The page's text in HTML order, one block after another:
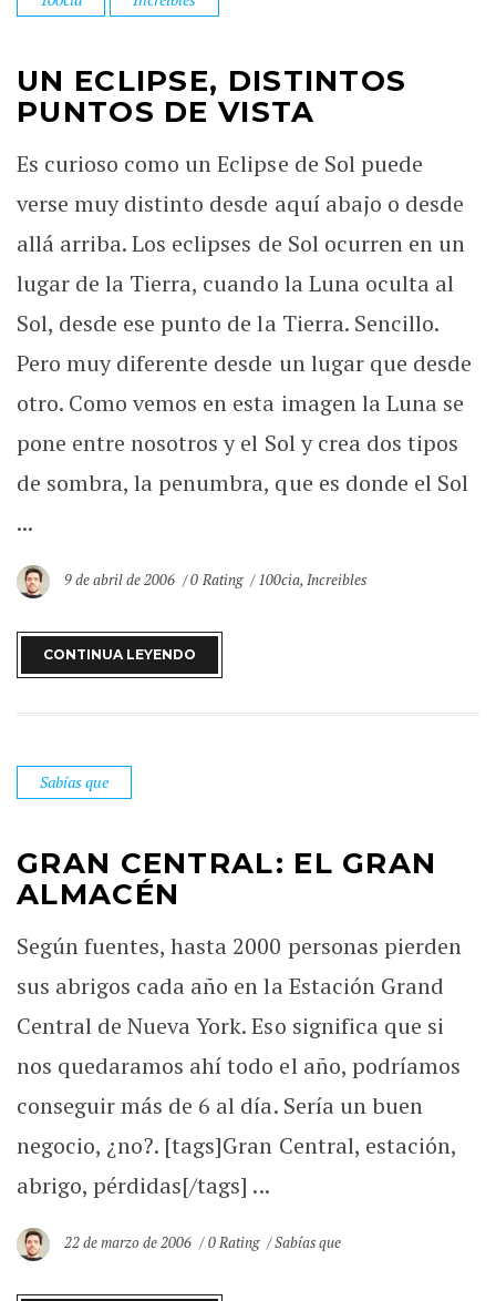
UN ECLIPSE, DISTINTOS
PUNTOS DE VISTA
Es curioso como un Eclipse de Sol puede
verse muy distinto desde aquí abajo o desde
allá arriba. Los eclipses de Sol ocurren en un
lugar de la Tierra, cuando la Luna oculta al
Sol, desde ese punto de la Tierra. Sencillo.
Pero muy diferente desde un lugar que desde
otro. Como vemos en esta imagen la Luna se
pone entre nosotros y el Sol y crea dos tipos
de sombra, la penumbra, que es donde el Sol
...
9 de abril de 2006 0 Rating 100cia,Increibles
CONTINUA LEYENDO
Sabías que
GRAN CENTRAL: EL GRAN
ALMACÉN
Según fuentes, hasta 2000 personas pierden
sus abrigos cada año en la Estación Grand
Central de Nueva York. Eso significa que si
nos quedaramos ahí todo el año, podríamos
conseguir más de 6 al día. Sería un buen
negocio, ¿no?. [tags]Gran Central, estación,
abrigo, pérdidas[/tags] ...
22 de marzo de 2006 0 Rating Sabías que